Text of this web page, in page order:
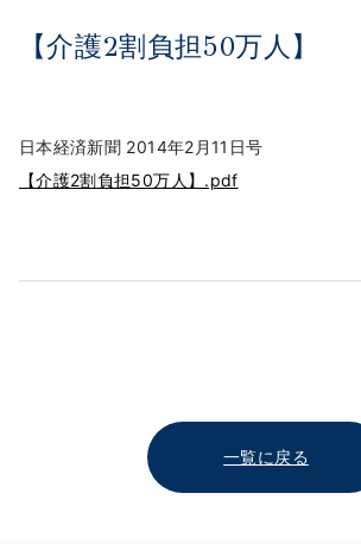
【介護2割負担50万人】
日本経済新聞 2014年2月11日号
【介護2割負担50万人】.pdf
一覧に戻る